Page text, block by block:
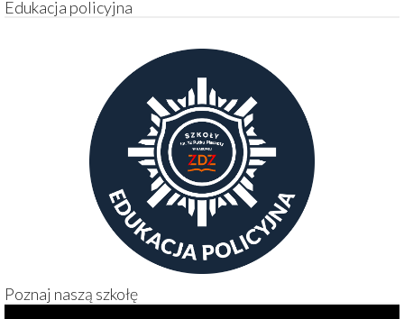
Edukacja policyjna
Poznaj naszą szkołę